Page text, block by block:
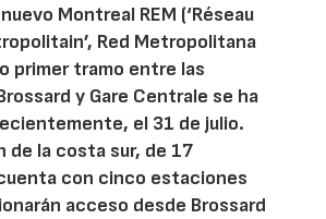
Montreal REM (‘Réseau
Red Metropolitana
primer tramo entre las
y Gare Centrale se ha
el 31 de julio.
de la costa sur, de 17
con cinco estaciones
acceso desde Brossard